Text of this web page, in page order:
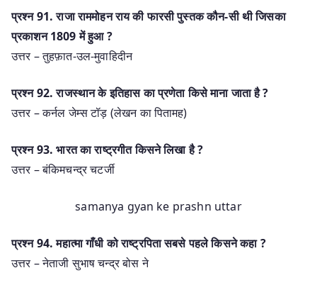
प्रश्‍न 91. राजा राममोहन राय की फारसी पुस्तक कौन-सी थी जिसका
प्रकाशन 1809 में हुआ ?
उत्तर – तुहफ़ात-उल-मुवाहिदीन
प्रश्‍न 92. राजस्थान के इतिहास का प्रणेता किसे माना जाता है ?
उत्तर – कर्नल जेम्स टॉड़ (लेखन का पितामह)
प्रश्‍न 93. भारत का राष्ट्रगीत किसने लिखा है ?
उत्तर – बंकिमचन्द्र चटर्जी
samanya gyan ke prashn uttar
प्रश्‍न 94. महात्मा गाँधी को राष्ट्रपिता सबसे पहले किसने कहा ?
उत्तर – नेताजी सुभाष चन्द्र बोस ने